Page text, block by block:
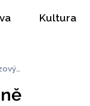
Kultura